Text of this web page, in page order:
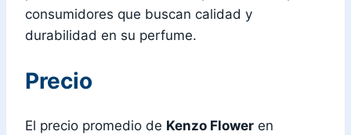
consumidores que buscan calidad y
durabilidad en su perfume.
Precio
El precio promedio de Kenzo Flower en